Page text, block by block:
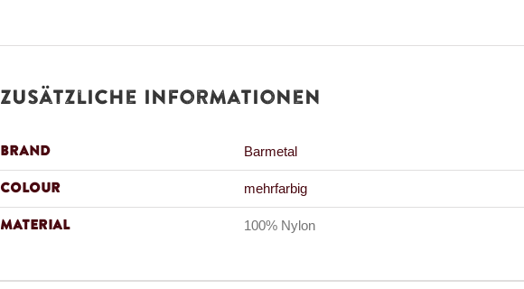
Zusätzliche Informationen
Brand Barmetal
Colour mehrfarbig
Material 100% Nylon